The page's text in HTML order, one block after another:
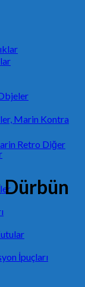
Marin Kontra
İpuçları
Retro Diğer
Dürbün